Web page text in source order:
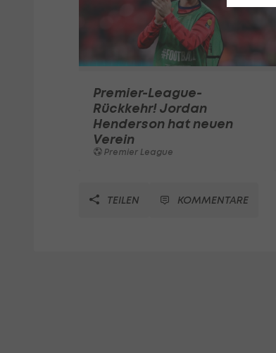
Premier-League-
Rückkehr! Jordan
Henderson hat neuen
Verein
Premier League
TEILEN KOMMENTARE